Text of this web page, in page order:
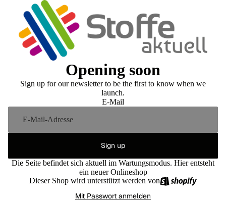
Opening soon
Sign up for our newsletter to be the first to know when we
launch.
E-Mail
Sign up
Die Seite befindet sich aktuell im Wartungsmodus. Hier entsteht
ein neuer Onlineshop
Dieser Shop wird unterstützt werden von
Mit Passwort anmelden